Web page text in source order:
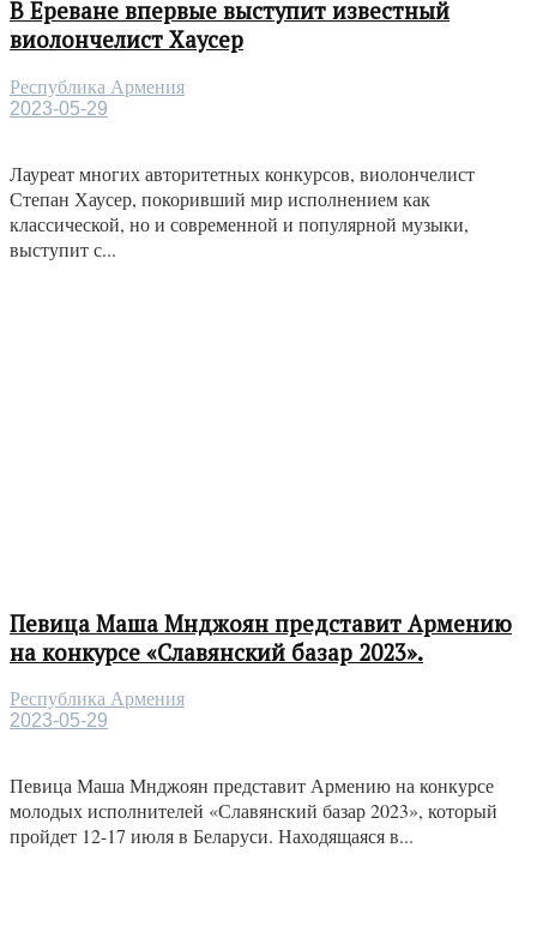
В Ереване впервые выступит известный
виолончелист Хаусер
Республика Армения
2023-05-29
Лауреат многих авторитетных конкурсов, виолончелист
Степан Хаусер, покоривший мир исполнением как
классической, но и современной и популярной музыки,
выступит с...
Певица Маша Мнджоян представит Армению
на конкурсе «Славянский базар 2023».
Республика Армения
2023-05-29
Певица Маша Мнджоян представит Армению на конкурсе
молодых исполнителей «Славянский базар 2023», который
пройдет 12-17 июля в Беларуси. Находящаяся в...